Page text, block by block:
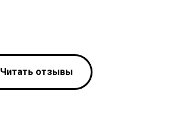
Читать отзывы